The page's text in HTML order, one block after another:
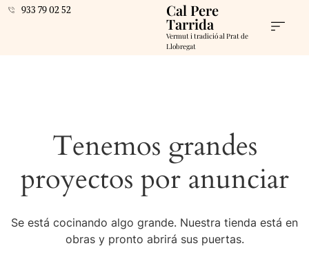
933 79 02 52 Cal Pere
Tarrida
Vermut i tradició al Prat de
Llobregat
Tenemos grandes
proyectos por anunciar
Se está cocinando algo grande. Nuestra tienda está en
obras y pronto abrirá sus puertas.